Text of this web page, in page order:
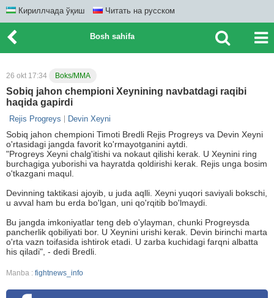
Кириллчада ўқиш Читать на русском
Bosh sahifa
26 okt 17:34 Boks/MMA
Sobiq jahon chempioni Xeynining navbatdagi raqibi
haqida gapirdi
Rejis Progreys Devin Xeyni
Sobiq jahon chempioni Timoti Bredli Rejis Progreys va Devin Xeyni
o'rtasidagi jangda favorit ko'rmayotganini aytdi.
"Progreys Xeyni chalg'itishi va nokaut qilishi kerak. U Xeynini ring
burchagiga yuborishi va hayratda qoldirishi kerak. Rejis unga bosim
o'tkazgani maqul.
Devinning taktikasi ajoyib, u juda aqlli. Xeyni yuqori saviyali bokschi,
u avval ham bu erda bo'lgan, uni qo'rqitib bo'lmaydi.
Bu jangda imkoniyatlar teng deb o'ylayman, chunki Progreysda
pancherlik qobiliyati bor. U Xeynini urishi kerak. Devin birinchi marta
o'rta vazn toifasida ishtirok etadi. U zarba kuchidagi farqni albatta
his qiladi", - dedi Bredli.
Manba : fightnews_info